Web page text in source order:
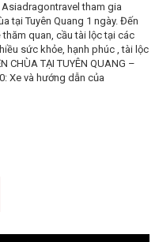
Asiadragontravel tham gia
tại Tuyên Quang 1 ngày. Đến
thăm quan, cầu tài lộc tại các
sức khỏe, hạnh phúc , tài lộc
CHÙA TẠI TUYÊN QUANG –
Xe và hướng dẫn của